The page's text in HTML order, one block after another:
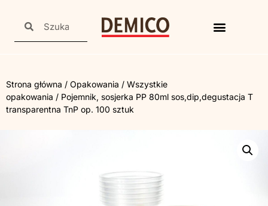
Strona główna / Opakowania / Wszystkie
opakowania / Pojemnik, sosjerka PP 80ml sos,dip,degustacja T
transparentna TnP op. 100 sztuk